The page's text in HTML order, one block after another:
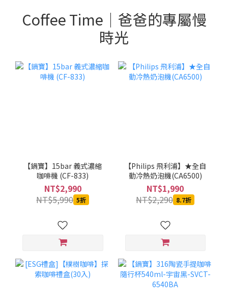
Coffee Time｜爸爸的專屬慢
時光
【鍋寶】15bar 義式濃縮
咖啡機 (CF-833)
NT$2,990
NT$5,990 5折
【Philips 飛利浦】★全自
動冷熱奶泡機(CA6500)
NT$1,990
NT$2,290 8.7折